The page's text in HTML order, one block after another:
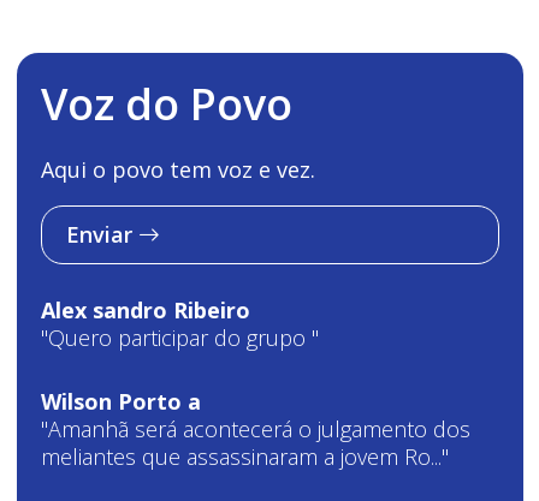
Voz do Povo
Aqui o povo tem voz e vez.
Enviar
Alex sandro Ribeiro
"Quero participar do grupo "
Wilson Porto a
"Amanhã será acontecerá o julgamento dos
meliantes que assassinaram a jovem Ro..."